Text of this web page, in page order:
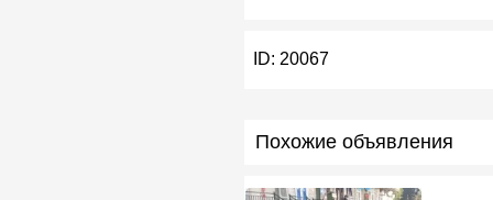
ID: 20067
Похожие объявления